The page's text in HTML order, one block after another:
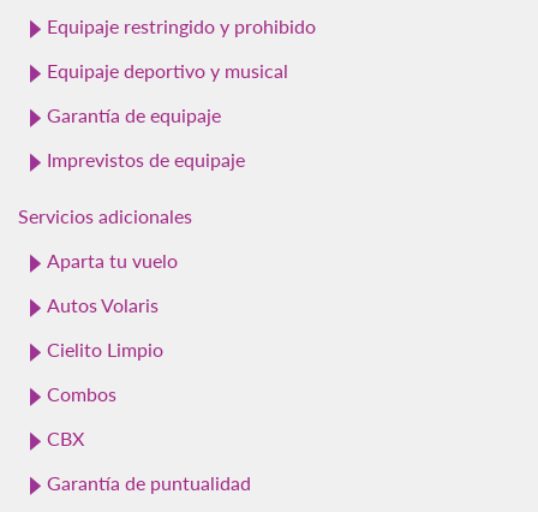
Equipaje restringido y prohibido
Equipaje deportivo y musical
Garantía de equipaje
Imprevistos de equipaje
Servicios adicionales
Aparta tu vuelo
Autos Volaris
Cielito Limpio
Combos
CBX
Garantía de puntualidad